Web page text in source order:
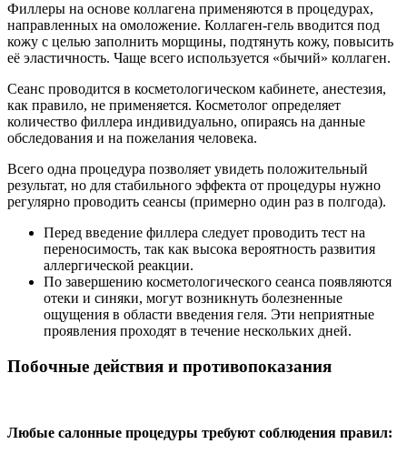
Филлеры на основе коллагена применяются в процедурах,
направленных на омоложение. Коллаген-гель вводится под
кожу с целью заполнить морщины, подтянуть кожу, повысить
её эластичность. Чаще всего используется «бычий» коллаген.
Сеанс проводится в косметологическом кабинете, анестезия,
как правило, не применяется. Косметолог определяет
количество филлера индивидуально, опираясь на данные
обследования и на пожелания человека.
Всего одна процедура позволяет увидеть положительный
результат, но для стабильного эффекта от процедуры нужно
регулярно проводить сеансы (примерно один раз в полгода).
Перед введение филлера следует проводить тест на
переносимость, так как высока вероятность развития
аллергической реакции.
По завершению косметологического сеанса появляются
отеки и синяки, могут возникнуть болезненные
ощущения в области введения геля. Эти неприятные
проявления проходят в течение нескольких дней.
Побочные действия и противопоказания
Любые салонные процедуры требуют соблюдения правил: